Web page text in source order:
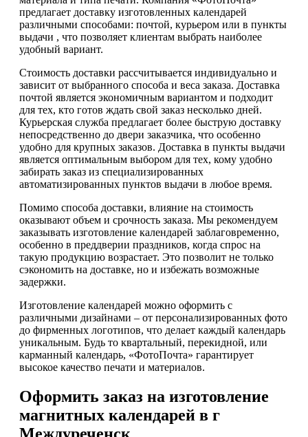
предлагает доставку изготовленных календарей
различными способами: почтой, курьером или в пункты
выдачи , что позволяет клиентам выбрать наиболее
удобный вариант.
Стоимость доставки рассчитывается индивидуально и
зависит от выбранного способа и веса заказа. Доставка
почтой является экономичным вариантом и подходит
для тех, кто готов ждать свой заказ несколько дней.
Курьерская служба предлагает более быструю доставку
непосредственно до двери заказчика, что особенно
удобно для крупных заказов. Доставка в пункты выдачи
является оптимальным выбором для тех, кому удобно
забирать заказ из специализированных
автоматизированных пунктов выдачи в любое время.
Помимо способа доставки, влияние на стоимость
оказывают объем и срочность заказа. Мы рекомендуем
заказывать изготовление календарей заблаговременно,
особенно в преддверии праздников, когда спрос на
такую продукцию возрастает. Это позволит не только
сэкономить на доставке, но и избежать возможные
задержки.
Изготовление календарей можно оформить с
различными дизайнами – от персонализированных фото
до фирменных логотипов, что делает каждый календарь
уникальным. Будь то квартальный, перекидной, или
карманный календарь, «ФотоПочта» гарантирует
высокое качество печати и материалов.
Оформить заказ на изготовление
магнитных календарей в г
Междуреченск